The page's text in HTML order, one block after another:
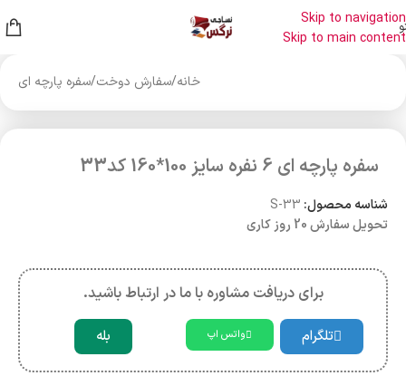
Skip to navigation
Skip to main content
خانه/سفارش دوخت/سفره پارچه ای
سفره پارچه ای 6 نفره سایز 100*160 کد33
شناسه محصول: S-33
تحویل سفارش 20 روز کاری
برای دریافت مشاوره با ما در ارتباط باشید.
تلگرام واتس اپ بله